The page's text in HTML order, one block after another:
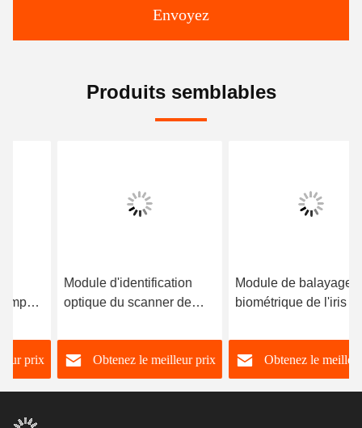
Envoyez
Produits semblables
Module d'identification
optique du scanner de
yeux
Obtenez le meilleur prix
Module de balayage
biométrique de l'iris avec
de 3,5 W
Obtenez le meilleur prix